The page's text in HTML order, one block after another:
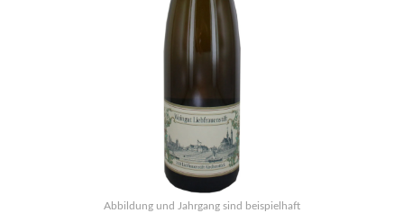
Abbildung und Jahrgang sind beispielhaft